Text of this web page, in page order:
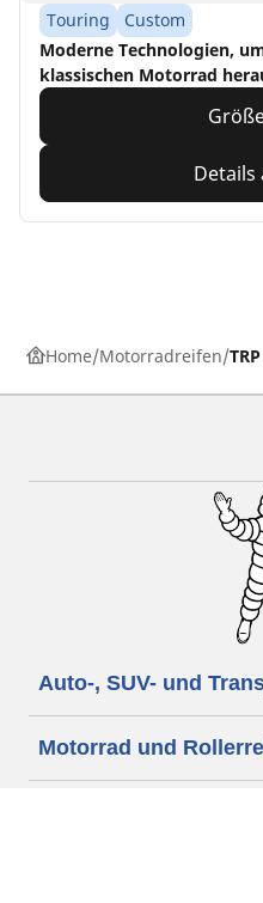
Touring
Custom
Moderne Technologien,
klassischen Motorrad
Details
Home Motorradreifen
Auto-, SUV- und
Motorrad und